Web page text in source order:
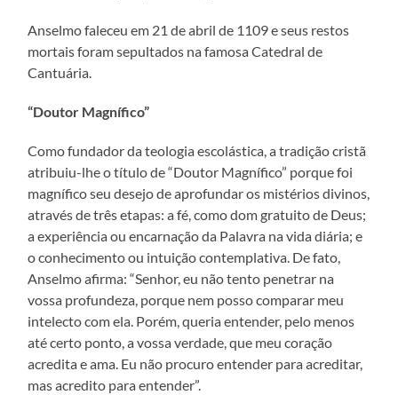
Anselmo faleceu em 21 de abril de 1109 e seus restos
mortais foram sepultados na famosa Catedral de
Cantuária.
“Doutor Magnífico”
Como fundador da teologia escolástica, a tradição cristã
atribuiu-lhe o título de “Doutor Magnífico” porque foi
magnífico seu desejo de aprofundar os mistérios divinos,
através de três etapas: a fé, como dom gratuito de Deus;
a experiência ou encarnação da Palavra na vida diária; e
o conhecimento ou intuição contemplativa. De fato,
Anselmo afirma: “Senhor, eu não tento penetrar na
vossa profundeza, porque nem posso comparar meu
intelecto com ela. Porém, queria entender, pelo menos
até certo ponto, a vossa verdade, que meu coração
acredita e ama. Eu não procuro entender para acreditar,
mas acredito para entender”.